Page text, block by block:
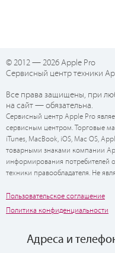
© 2012 — 2026 Apple Pro
Сервисный центр техники
Все права защищены, при
на сайт — обязательна.
Сервисный центр Apple Pro
сервисным центром. Торговые
iTunes, MacBook, iOS, Mac OS,
товарными знаками компании
информирования потребителей
техники правообладателя. Не
Пользовательское соглашение
Политика конфиденциальности
Адреса и